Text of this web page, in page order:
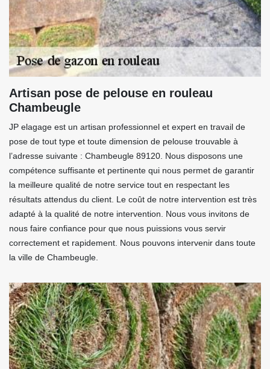
Artisan pose de pelouse en rouleau
Chambeugle
JP elagage est un artisan professionnel et expert en travail de
pose de tout type et toute dimension de pelouse trouvable à
l’adresse suivante : Chambeugle 89120. Nous disposons une
compétence suffisante et pertinente qui nous permet de garantir
la meilleure qualité de notre service tout en respectant les
résultats attendus du client. Le coût de notre intervention est très
adapté à la qualité de notre intervention. Nous vous invitons de
nous faire confiance pour que nous puissions vous servir
correctement et rapidement. Nous pouvons intervenir dans toute
la ville de Chambeugle.